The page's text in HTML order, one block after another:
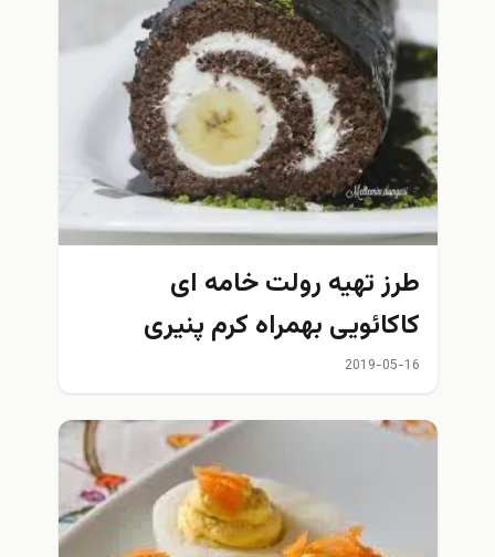
طرز تهیه رولت خامه ای
کاکائویی بهمراه کرم پنیری
2019-05-16